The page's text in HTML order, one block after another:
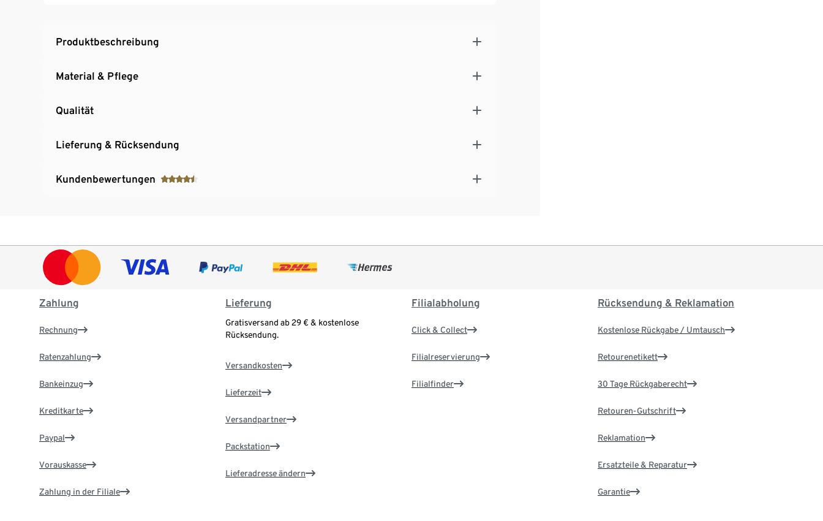
Produktbeschreibung
Material & Pflege
Qualität
Lieferung & Rücksendung
Kundenbewertungen
Zahlung
Rechnung
Ratenzahlung
Bankeinzug
Kreditkarte
Paypal
Vorauskasse
Zahlung in der Filiale
Lieferung
Gratisversand ab 29 € & kostenlose
Rücksendung.
Versandkosten
Lieferzeit
Versandpartner
Packstation
Lieferadresse ändern
Filialabholung
Click & Collect
Filialreservierung
Filialfinder
Rücksendung & Reklamation
Kostenlose Rückgabe / Umtausch
Retourenetikett
30 Tage Rückgaberecht
Retouren-Gutschrift
Reklamation
Ersatzteile & Reparatur
Garantie